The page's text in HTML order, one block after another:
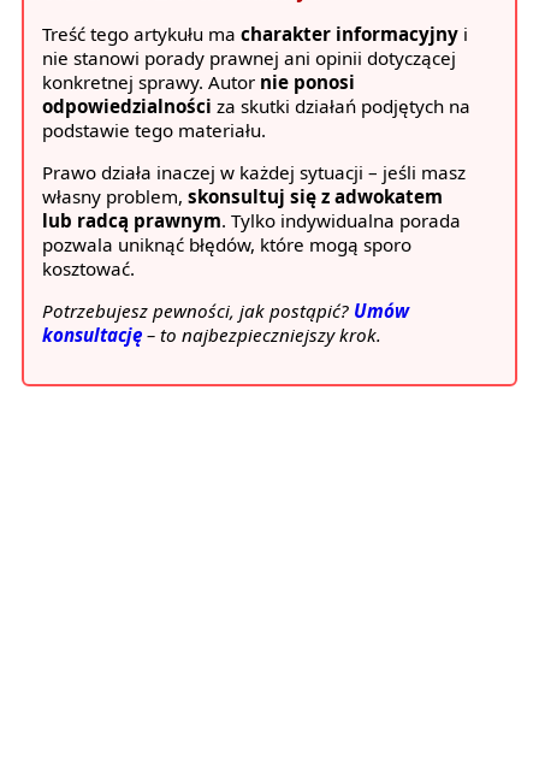
Treść tego artykułu ma charakter informacyjny i
nie stanowi porady prawnej ani opinii dotyczącej
konkretnej sprawy. Autor nie ponosi
odpowiedzialności za skutki działań podjętych na
podstawie tego materiału.
Prawo działa inaczej w każdej sytuacji – jeśli masz
własny problem, skonsultuj się z adwokatem
lub radcą prawnym. Tylko indywidualna porada
pozwala uniknąć błędów, które mogą sporo
kosztować.
Potrzebujesz pewności, jak postąpić? Umów
konsultację – to najbezpieczniejszy krok.